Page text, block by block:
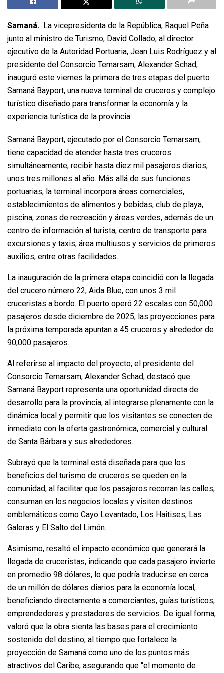
Samaná. La vicepresidenta de la República, Raquel Peña
junto al ministro de Turismo, David Collado, al director
ejecutivo de la Autoridad Portuaria, Jean Luis Rodríguez y al
presidente del Consorcio Temarsam, Alexander Schad,
inauguró este viernes la primera de tres etapas del puerto
Samaná Bayport, una nueva terminal de cruceros y complejo
turístico diseñado para transformar la economía y la
experiencia turística de la provincia.
Samaná Bayport, ejecutado por el Consorcio Temarsam,
tiene capacidad de atender hasta tres cruceros
simultáneamente, recibir hasta diez mil pasajeros diarios,
unos tres millones al año. Más allá de sus funciones
portuarias, la terminal incorpora áreas comerciales,
establecimientos de alimentos y bebidas, club de playa,
piscina, zonas de recreación y áreas verdes, además de un
centro de información al turista, centro de transporte para
excursiones y taxis, área multiusos y servicios de primeros
auxilios, entre otras facilidades.
La inauguración de la primera etapa coincidió con la llegada
del crucero número 22, Aida Blue, con unos 3 mil
cruceristas a bordo. El puerto operó 22 escalas con 50,000
pasajeros desde diciembre de 2025; las proyecciones para
la próxima temporada apuntan a 45 cruceros y alrededor de
90,000 pasajeros.
Al referirse al impacto del proyecto, el presidente del
Consorcio Temarsam, Alexander Schad, destacó que
Samaná Bayport representa una oportunidad directa de
desarrollo para la provincia, al integrarse plenamente con la
dinámica local y permitir que los visitantes se conecten de
inmediato con la oferta gastronómica, comercial y cultural
de Santa Bárbara y sus alrededores.
Subrayó que la terminal está diseñada para que los
beneficios del turismo de cruceros se queden en la
comunidad, al facilitar que los pasajeros recorran las calles,
consuman en los negocios locales y visiten destinos
emblemáticos como Cayo Levantado, Los Haitises, Las
Galeras y El Salto del Limón.
Asimismo, resaltó el impacto económico que generará la
llegada de cruceristas, indicando que cada pasajero invierte
en promedio 98 dólares, lo que podría traducirse en cerca
de un millón de dólares diarios para la economía local,
beneficiando directamente a comerciantes, guías turísticos,
emprendedores y prestadores de servicios. De igual forma,
valoró que la obra sienta las bases para el crecimiento
sostenido del destino, al tiempo que fortalece la
proyección de Samaná como uno de los puntos más
atractivos del Caribe, asegurando que “el momento de